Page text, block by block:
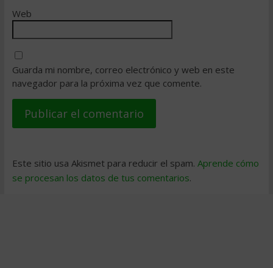
Web
Guarda mi nombre, correo electrónico y web en este
navegador para la próxima vez que comente.
Este sitio usa Akismet para reducir el spam. Aprende cómo
se procesan los datos de tus comentarios.